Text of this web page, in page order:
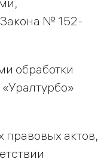
№ 152-
обработки
актов,